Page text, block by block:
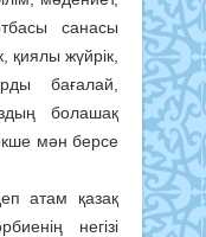
санасы
қиялы жүйрік,
бағалай,
болашақ
мән берсе
атам қазақ
негізі